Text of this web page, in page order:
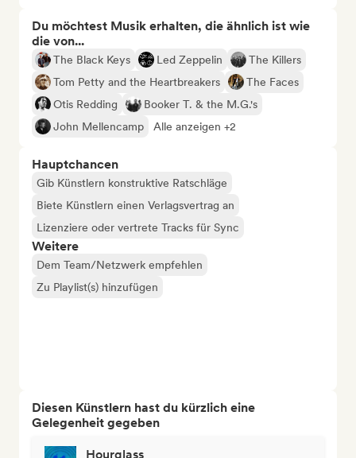
Du möchtest Musik erhalten, die ähnlich ist wie
die von...
The Black Keys Led Zeppelin
The Killers
Tom Petty and the Heartbreakers
The Faces
Otis Redding
Booker T. & the M.G.'s
John Mellencamp
Alle anzeigen +2
Hauptchancen
Gib Künstlern konstruktive Ratschläge
Biete Künstlern einen Verlagsvertrag an
Lizenziere oder vertrete Tracks für Sync
Weitere
Dem Team/Netzwerk empfehlen
Zu Playlist(s) hinzufügen
Diesen Künstlern hast du kürzlich eine
Gelegenheit gegeben
Hourglass